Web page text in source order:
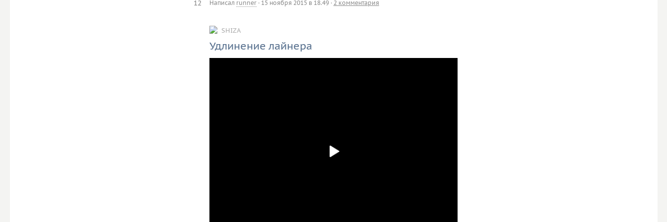
Написал runner· 15 ноября 2015 в 18.49· 2 комментария
12
SHIZA
Удлинение лайнера